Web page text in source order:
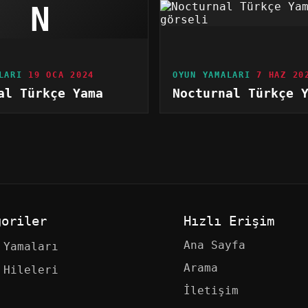
N
19 OCA 2024
Türkçe Yama
OYUN YAMALARI 7 HAZ
Nocturnal Türkçe
Hileleri
Hızlı Erişim
Ana Sayfa
Arama
İletişim